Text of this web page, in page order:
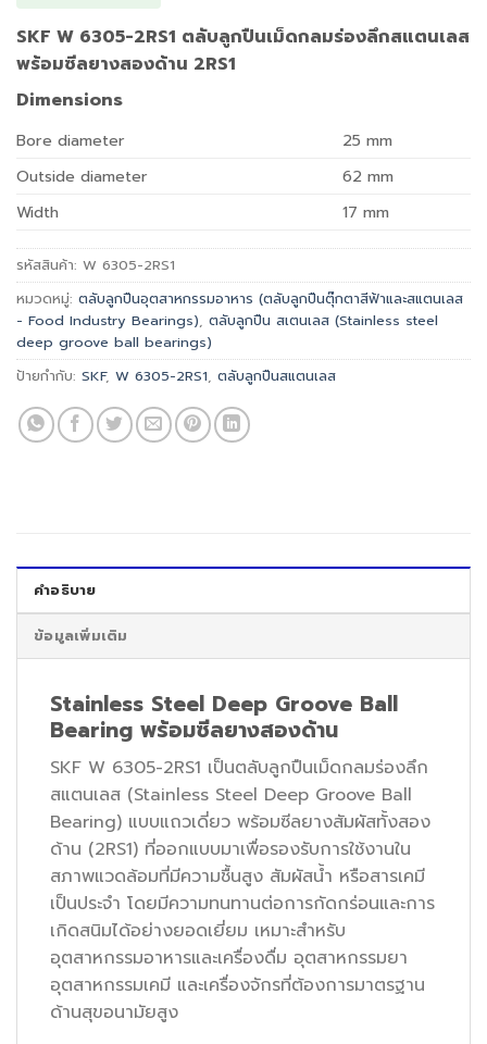
SKF W 6305-2RS1 ตลับลูกปืนเม็ดกลมร่องลึกสแตนเลส
พร้อมซีลยางสองด้าน 2RS1
Dimensions
Bore diameter 25 mm
Outside diameter
62 mm
Width
17 mm
รหัสสินค้า: W 6305-2RS1
หมวดหมู่: ตลับลูกปืนอุตสาหกรรมอาหาร (ตลับลูกปืนตุ๊กตาสีฟ้าและสแตนเลส
- Food Industry Bearings), ตลับลูกปืน สเตนเลส (Stainless steel
deep groove ball bearings)
ป้ายกำกับ: SKF, W 6305-2RS1, ตลับลูกปืนสแตนเลส
คำอธิบาย
ข้อมูลเพิ่มเติม
Stainless Steel Deep Groove Ball
Bearing พร้อมซีลยางสองด้าน
SKF W 6305-2RS1 เป็นตลับลูกปืนเม็ดกลมร่องลึก
สแตนเลส (Stainless Steel Deep Groove Ball
Bearing) แบบแถวเดี่ยว พร้อมซีลยางสัมผัสทั้งสอง
ด้าน (2RS1) ที่ออกแบบมาเพื่อรองรับการใช้งานใน
สภาพแวดล้อมที่มีความชื้นสูง สัมผัสน้ำ หรือสารเคมี
เป็นประจำ โดยมีความทนทานต่อการกัดกร่อนและการ
เกิดสนิมได้อย่างยอดเยี่ยม เหมาะสำหรับ
อุตสาหกรรมอาหารและเครื่องดื่ม อุตสาหกรรมยา
อุตสาหกรรมเคมี และเครื่องจักรที่ต้องการมาตรฐาน
ด้านสุขอนามัยสูง